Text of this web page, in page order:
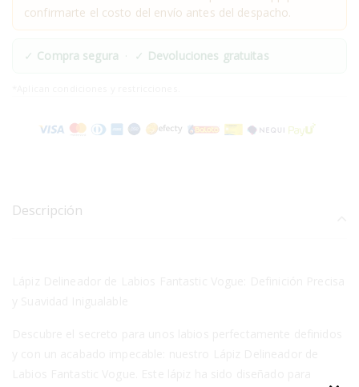
confirmarte el costo del envío antes del despacho.
✓ Compra segura · ✓ Devoluciones gratuitas
Descripción